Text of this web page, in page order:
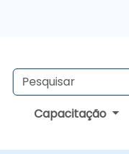
Capacitação